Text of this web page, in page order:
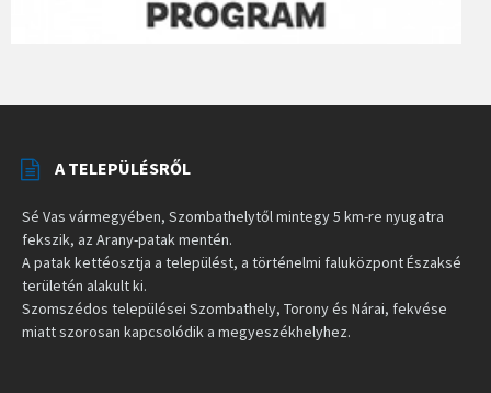
A TELEPÜLÉSRŐL
Sé Vas vármegyében, Szombathelytől mintegy 5 km-re nyugatra
fekszik, az Arany-patak mentén.
A patak kettéosztja a települést, a történelmi faluközpont Északsé
területén alakult ki.
Szomszédos települései Szombathely, Torony és Nárai, fekvése
miatt szorosan kapcsolódik a megyeszékhelyhez.